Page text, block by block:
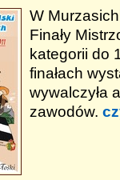
W
Finały
kategorii do
finałach
wywalczyła
zawodów.